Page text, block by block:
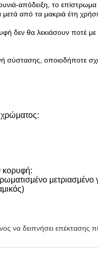
απόδειξη, το
από τα μακριά έτη
δεν θα λεκιάσουν ποτέ
σύστασης, οποιοδήποτε
κορυφή:
μετριασμένο
να δειπνήσει επέκτασης